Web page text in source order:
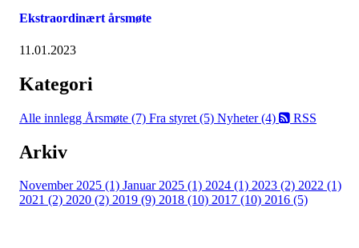
Ekstraordinært årsmøte
11.01.2023
Kategori
Alle innlegg Årsmøte (7) Fra styret (5) Nyheter (4) RSS
Arkiv
November 2025 (1) Januar 2025 (1) 2024 (1) 2023 (2) 2022 (1)
2021 (2) 2020 (2) 2019 (9) 2018 (10) 2017 (10) 2016 (5)